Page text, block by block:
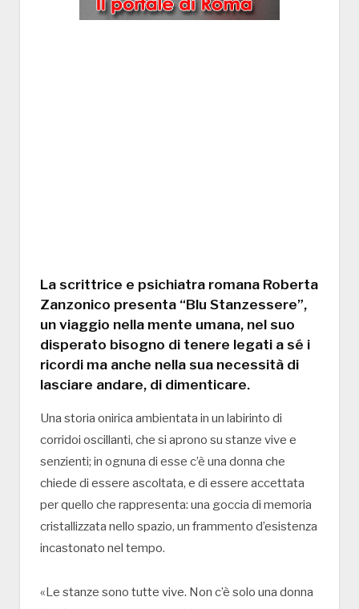
La scrittrice e psichiatra romana Roberta
Zanzonico presenta “Blu Stanzessere”,
un viaggio nella mente umana, nel suo
disperato bisogno di tenere legati a sé i
ricordi ma anche nella sua necessità di
lasciare andare, di dimenticare.
Una storia onirica ambientata in un labirinto di
corridoi oscillanti, che si aprono su stanze vive e
senzienti; in ognuna di esse c’è una donna che
chiede di essere ascoltata, e di essere accettata
per quello che rappresenta: una goccia di memoria
cristallizzata nello spazio, un frammento d’esistenza
incastonato nel tempo.
«Le stanze sono tutte vive. Non c’è solo una donna